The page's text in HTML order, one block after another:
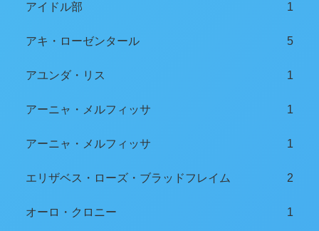
アイドル部 1
アキ・ローゼンタール 5
アユンダ・リス 1
アーニャ・メルフィッサ 1
アーニャ・メルフィッサ 1
エリザベス・ローズ・ブラッドフレイム 2
オーロ・クロニー 1